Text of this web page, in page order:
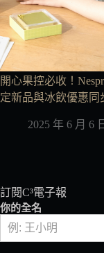
開心果控必收！
定新品與冰飲優惠同
2025 年 6 月 6
訂閱C³電子報
你的全名